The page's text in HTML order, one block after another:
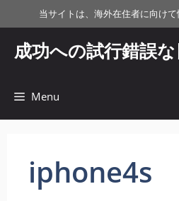
ン
当サイトは、海外在住者に向けて
成功への試行錯誤な
Menu
iphone4s